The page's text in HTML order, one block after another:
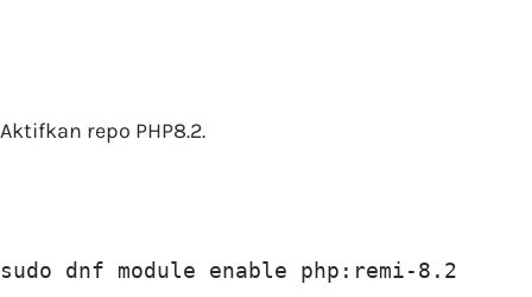
Aktifkan repo PHP8.2.
sudo dnf module enable php:remi-8.2